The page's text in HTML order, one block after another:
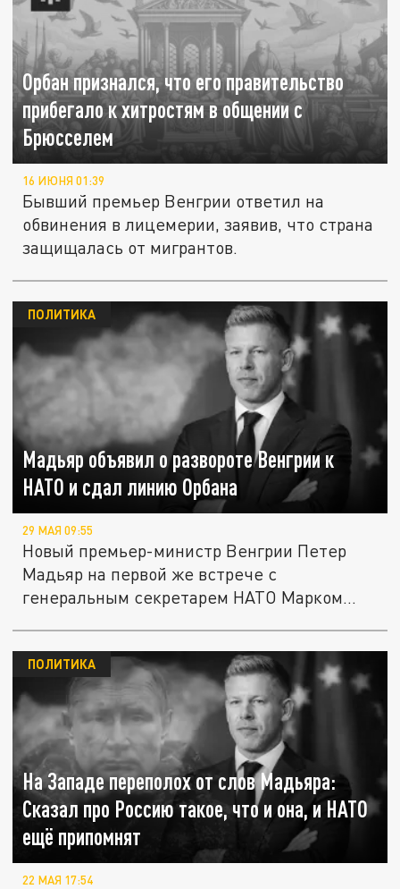
Орбан признался, что его правительство
прибегало к хитростям в общении с
Брюсселем
16 ИЮНЯ 01:39
Бывший премьер Венгрии ответил на
обвинения в лицемерии, заявив, что страна
защищалась от мигрантов.
Мадьяр объявил о развороте Венгрии к
НАТО и сдал линию Орбана
ПОЛИТИКА
29 МАЯ 09:55
Новый премьер-министр Венгрии Петер
Мадьяр на первой же встрече с
генеральным секретарем НАТО Марком
На Западе переполох от слов Мадьяра:
Сказал про Россию такое, что и она, и НАТО
ещё припомнят
ПОЛИТИКА
22 МАЯ 17:54